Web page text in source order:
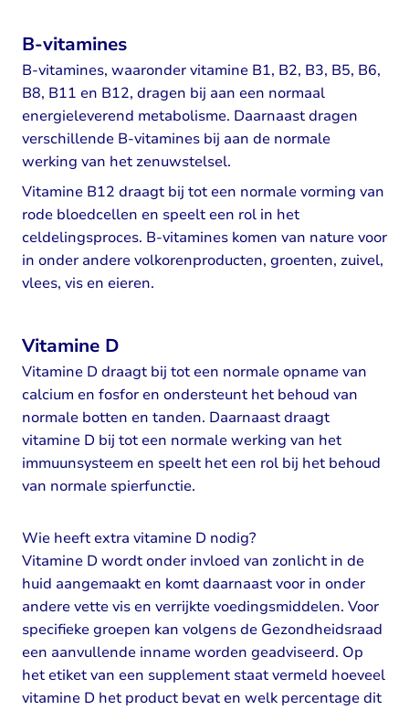
B-vitamines
B-vitamines, waaronder vitamine B1, B2, B3, B5, B6,
B8, B11 en B12, dragen bij aan een normaal
energieleverend metabolisme. Daarnaast dragen
verschillende B-vitamines bij aan de normale
werking van het zenuwstelsel.
Vitamine B12 draagt bij tot een normale vorming van
rode bloedcellen en speelt een rol in het
celdelingsproces. B-vitamines komen van nature voor
in onder andere volkorenproducten, groenten, zuivel,
vlees, vis en eieren.
Vitamine D
Vitamine D draagt bij tot een normale opname van
calcium en fosfor en ondersteunt het behoud van
normale botten en tanden. Daarnaast draagt
vitamine D bij tot een normale werking van het
immuunsysteem en speelt het een rol bij het behoud
van normale spierfunctie.
Wie heeft extra vitamine D nodig?
Vitamine D wordt onder invloed van zonlicht in de
huid aangemaakt en komt daarnaast voor in onder
andere vette vis en verrijkte voedingsmiddelen. Voor
specifieke groepen kan volgens de Gezondheidsraad
een aanvullende inname worden geadviseerd. Op
het etiket van een supplement staat vermeld hoeveel
vitamine D het product bevat en welk percentage dit